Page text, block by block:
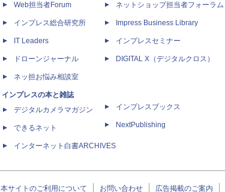
Web担当者Forum
インプレス総合研究所
IT Leaders
ドローンジャーナル
ネッ担お悩み相談室
インプレスの本と雑誌
デジタルカメラマガジン
できるネット
インターネット白書ARCHIVES
ネットショップ担当者フォーラム
Impress Business Library
インプレスセミナー
DIGITAL X（デジタルクロス）
インプレスブックス
NextPublishing
本サイトのご利用について お問い合わせ 広告掲載のご案内